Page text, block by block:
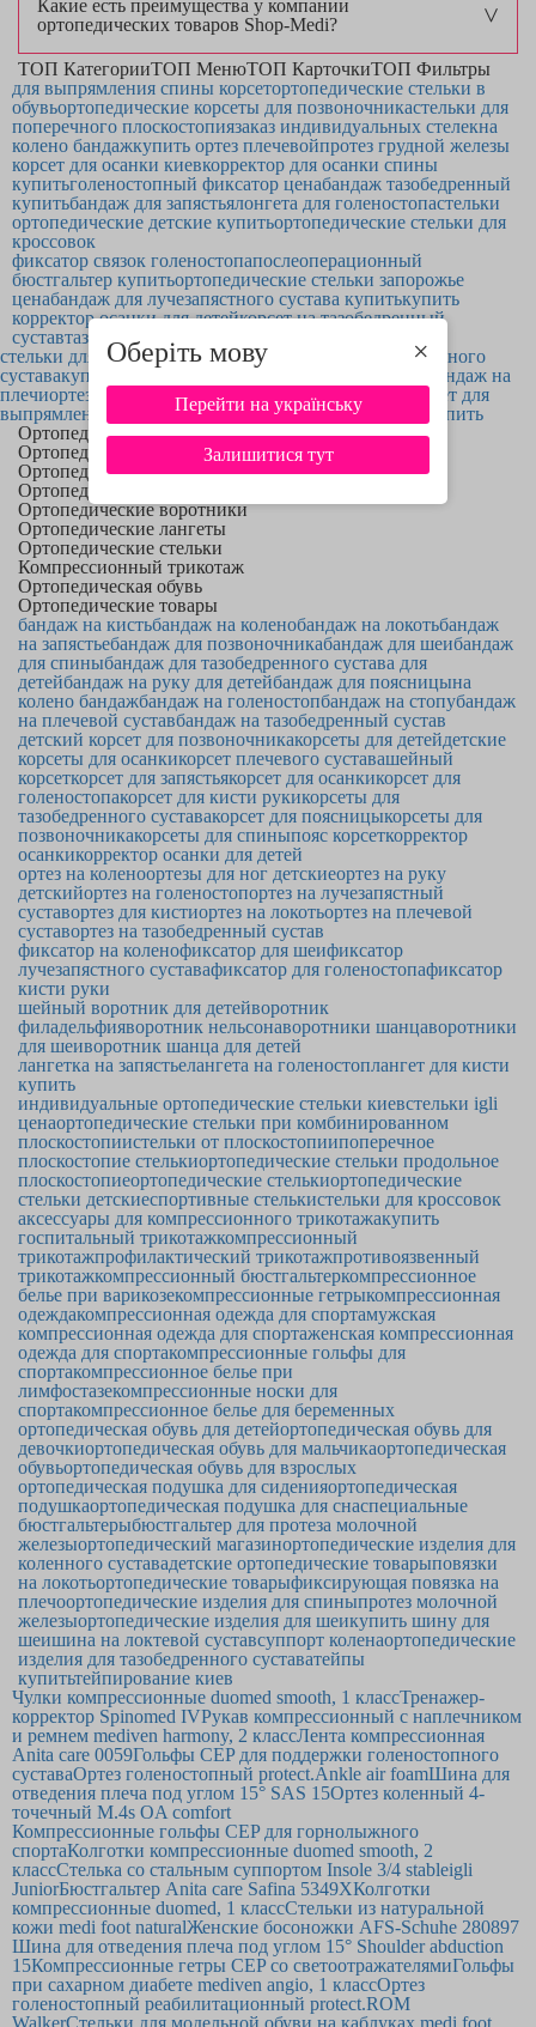
Оберіть мову ×
Перейти на українську
Залишитися тут
Какие есть преимущества у компании
ортопедических товаров Shop-Medi?
ТОП КатегорииТОП МенюТОП КарточкиТОП Фильтры
для выпрямления спины корсетортопедические стельки в
обувьортопедические корсеты для позвоночникастельки для
поперечного плоскостопиязаказ индивидуальных стелекна
колено бандажкупить ортез плечевойпротез грудной железы
корсет для осанки киевкорректор для осанки спины
купитьголеностопный фиксатор ценабандаж тазобедренный
купитьбандаж для запястьялонгета для голеностопастельки
ортопедические детские купитьортопедические стельки для
кроссовок
фиксатор связок голеностопапослеоперационный
бюстгальтер купитьортопедические стельки запорожье
ценабандаж для лучезапястного сустава купитькупить
корректор осанки для детейкорсет на тазобедренный
суставтазобедренный ортез
стельки для кроссовок купить киев
бандаж голеностопного
суставакупить ортопедические спортивные стельки
бандаж на
плечиортез на колено ценабелье против варикоза
корсет для
выпрямления спины
стельки для спортивной обуви купить
Ортопедические бандажи
Ортопедические корсеты
Ортопедические ортезы
Ортопедические фиксаторы
Ортопедические воротники
Ортопедические лангеты
Ортопедические стельки
Компрессионный трикотаж
Ортопедическая обувь
Ортопедические товары
бандаж на кистьбандаж на коленобандаж на локотьбандаж
на запястьебандаж для позвоночникабандаж для шеибандаж
для спиныбандаж для тазобедренного сустава для
детейбандаж на руку для детейбандаж для поясницына
колено бандажбандаж на голеностопбандаж на стопубандаж
на плечевой суставбандаж на тазобедренный сустав
детский корсет для позвоночникакорсеты для детейдетские
корсеты для осанкикорсет плечевого суставашейный
корсеткорсет для запястьякорсет для осанкикорсет для
голеностопакорсет для кисти рукикорсеты для
тазобедренного суставакорсет для поясницыкорсеты для
позвоночникакорсеты для спиныпояс корсеткорректор
осанкикорректор осанки для детей
ортез на коленоортезы для ног детскиеортез на руку
детскийортез на голеностопортез на лучезапястный
суставортез для кистиортез на локотьортез на плечевой
суставортез на тазобедренный сустав
фиксатор на коленофиксатор для шеификсатор
лучезапястного суставафиксатор для голеностопафиксатор
кисти руки
шейный воротник для детейворотник
филадельфияворотник нельсонаворотники шанцаворотники
для шеиворотник шанца для детей
лангетка на запястьелангета на голеностоплангет для кисти
купить
индивидуальные ортопедические стельки киевстельки igli
ценаортопедические стельки при комбинированном
плоскостопиистельки от плоскостопиипоперечное
плоскостопие стелькиортопедические стельки продольное
плоскостопиеортопедические стелькиортопедические
стельки детскиеспортивные стелькистельки для кроссовок
аксессуары для компрессионного трикотажакупить
госпитальный трикотажкомпрессионный
трикотажпрофилактический трикотажпротивоязвенный
трикотажкомпрессионный бюстгальтеркомпрессионное
белье при варикозекомпрессионные гетрыкомпрессионная
одеждакомпрессионная одежда для спортамужская
компрессионная одежда для спортаженская компрессионная
одежда для спортакомпрессионные гольфы для
спортакомпрессионное белье при
лимфостазекомпрессионные носки для
спортакомпрессионное белье для беременных
ортопедическая обувь для детейортопедическая обувь для
девочкиортопедическая обувь для мальчикаортопедическая
обувьортопедическая обувь для взрослых
ортопедическая подушка для сиденияортопедическая
подушкаортопедическая подушка для снаспециальные
бюстгальтерыбюстгальтер для протеза молочной
железыортопедический магазинортопедические изделия для
коленного суставадетские ортопедические товарыповязки
на локотьортопедические товарыфиксирующая повязка на
плечоортопедические изделия для спиныпротез молочной
железыортопедические изделия для шеикупить шину для
шеишина на локтевой суставсуппорт коленаортопедические
изделия для тазобедренного суставатейпы
купитьтейпирование киев
Чулки компрессионные duomed smooth, 1 классТренажер-
корректор Spinomed IVРукав компрессионный с наплечником
и ремнем mediven harmony, 2 классЛента компрессионная
Anita care 0059Гольфы CEP для поддержки голеностопного
суставаОртез голеностопный protect.Ankle air foamШина для
отведения плеча под углом 15° SAS 15Ортез коленный 4-
точечный M.4s OA comfort
Компрессионные гольфы CEP для горнолыжного
спортаКолготки компрессионные duomed smooth, 2
классСтелька со стальным суппортом Insole 3/4 stableigli
JuniorБюстгальтер Anita care Safina 5349ХКолготки
компрессионные duomed, 1 классСтельки из натуральной
кожи medi foot naturalЖенские босоножки AFS-Schuhe 280897
Шина для отведения плеча под углом 15° Shoulder abduction
15Компрессионные гетры CEP со светоотражателямиГольфы
при сахарном диабете mediven angio, 1 классОртез
голеностопный реабилитационный protect.ROM
WalkerСтельки для модельной обуви на каблуках medi foot